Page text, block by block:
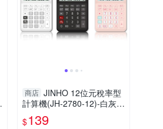
商店 JINHO 12位元稅率型
計算機(JH-2780-12)-白灰/
黑/粉
$139